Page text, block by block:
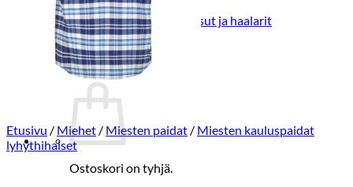
Lasten takit
Ulkoilupuvut, housut ja haalarit
Kirjaudu
Ostoskori on tyhjä.
Etusivu / Miehet / Miesten paidat / Miesten kauluspaidat
lyhythihaiset